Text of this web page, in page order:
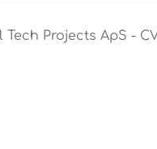
Projects ApS -